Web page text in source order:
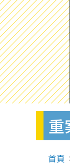
重
首頁